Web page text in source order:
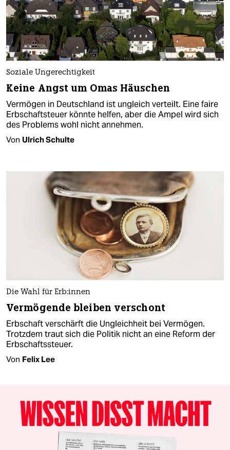
Soziale Ungerechtigkeit
Keine Angst um Omas Häuschen
Vermögen in Deutschland ist ungleich verteilt. Eine faire
Erbschaftsteuer könnte helfen, aber die Ampel wird sich
des Problems wohl nicht annehmen.
Von Ulrich Schulte
Die Wahl für Er­b:in­nen
Vermögende bleiben verschont
Erbschaft verschärft die Ungleichheit bei Vermögen.
Trotzdem traut sich die Politik nicht an eine Reform der
Erbschaftssteuer.
Von Felix Lee